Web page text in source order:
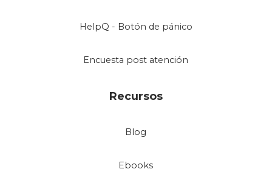
HelpQ - Botón de pánico
Encuesta post atención
Recursos
Blog
Ebooks